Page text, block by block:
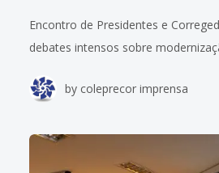
Encontro de Presidentes e
debates intensos sobre
magistratura Nos dias 26 e 27 de
by coleprecor imprensa